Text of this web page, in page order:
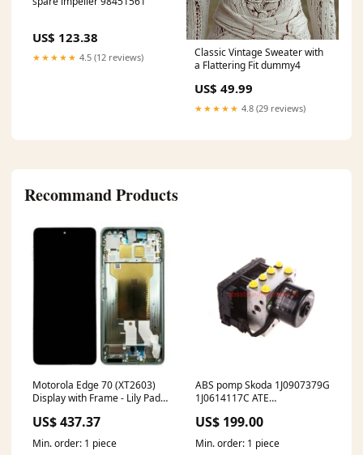
US$ 123.38
★★★★★ 4.5 (12 reviews)
Classic Vintage Sweater with
a Flattering Fit dummy4
US$ 49.99
★★★★★ 4.8 (29 reviews)
Recommand Products
Motorola Edge 70 (XT2603)
Display with Frame - Lily Pad
US$ 437.37
Min. order: 1 piece
ABS pomp Skoda 1J0907379G
1J0614117C ATE
Reparatie ABS pomp Bosch
9.0
US$ 199.00
Min. order: 1 piece